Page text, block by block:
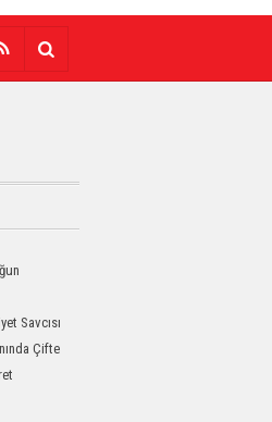
Savcısı
Çifte